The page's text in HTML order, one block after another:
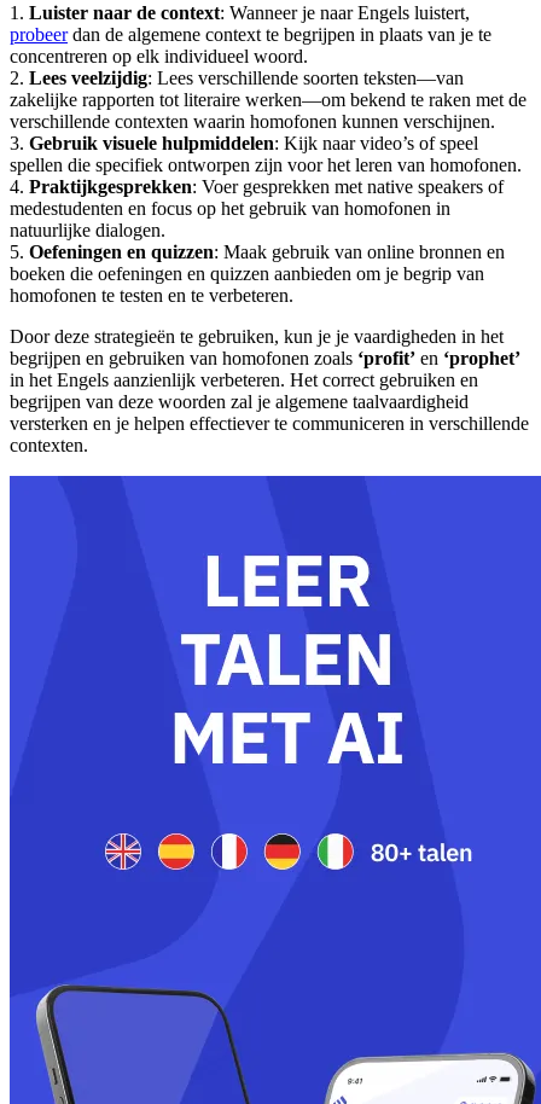
1. Luister naar de context: Wanneer je naar Engels luistert,
probeerdan de algemene context te begrijpen in plaats van je te
concentreren op elk individueel woord.
2. Lees veelzijdig: Lees verschillende soorten teksten—van
zakelijke rapporten tot literaire werken—om bekend te raken met de
verschillende contexten waarin homofonen kunnen verschijnen.
3. Gebruik visuele hulpmiddelen: Kijk naar video’s of speel
spellen die specifiek ontworpen zijn voor het leren van homofonen.
4. Praktijkgesprekken: Voer gesprekken met native speakers of
medestudenten en focus op het gebruik van homofonen in
natuurlijke dialogen.
5. Oefeningen en quizzen: Maak gebruik van online bronnen en
boeken die oefeningen en quizzen aanbieden om je begrip van
homofonen te testen en te verbeteren.
Door deze strategieën te gebruiken, kun je je vaardigheden in het
begrijpen en gebruiken van homofonen zoals ‘profit’ en ‘prophet’
in het Engels aanzienlijk verbeteren. Het correct gebruiken en
begrijpen van deze woorden zal je algemene taalvaardigheid
versterken en je helpen effectiever te communiceren in verschillende
contexten.